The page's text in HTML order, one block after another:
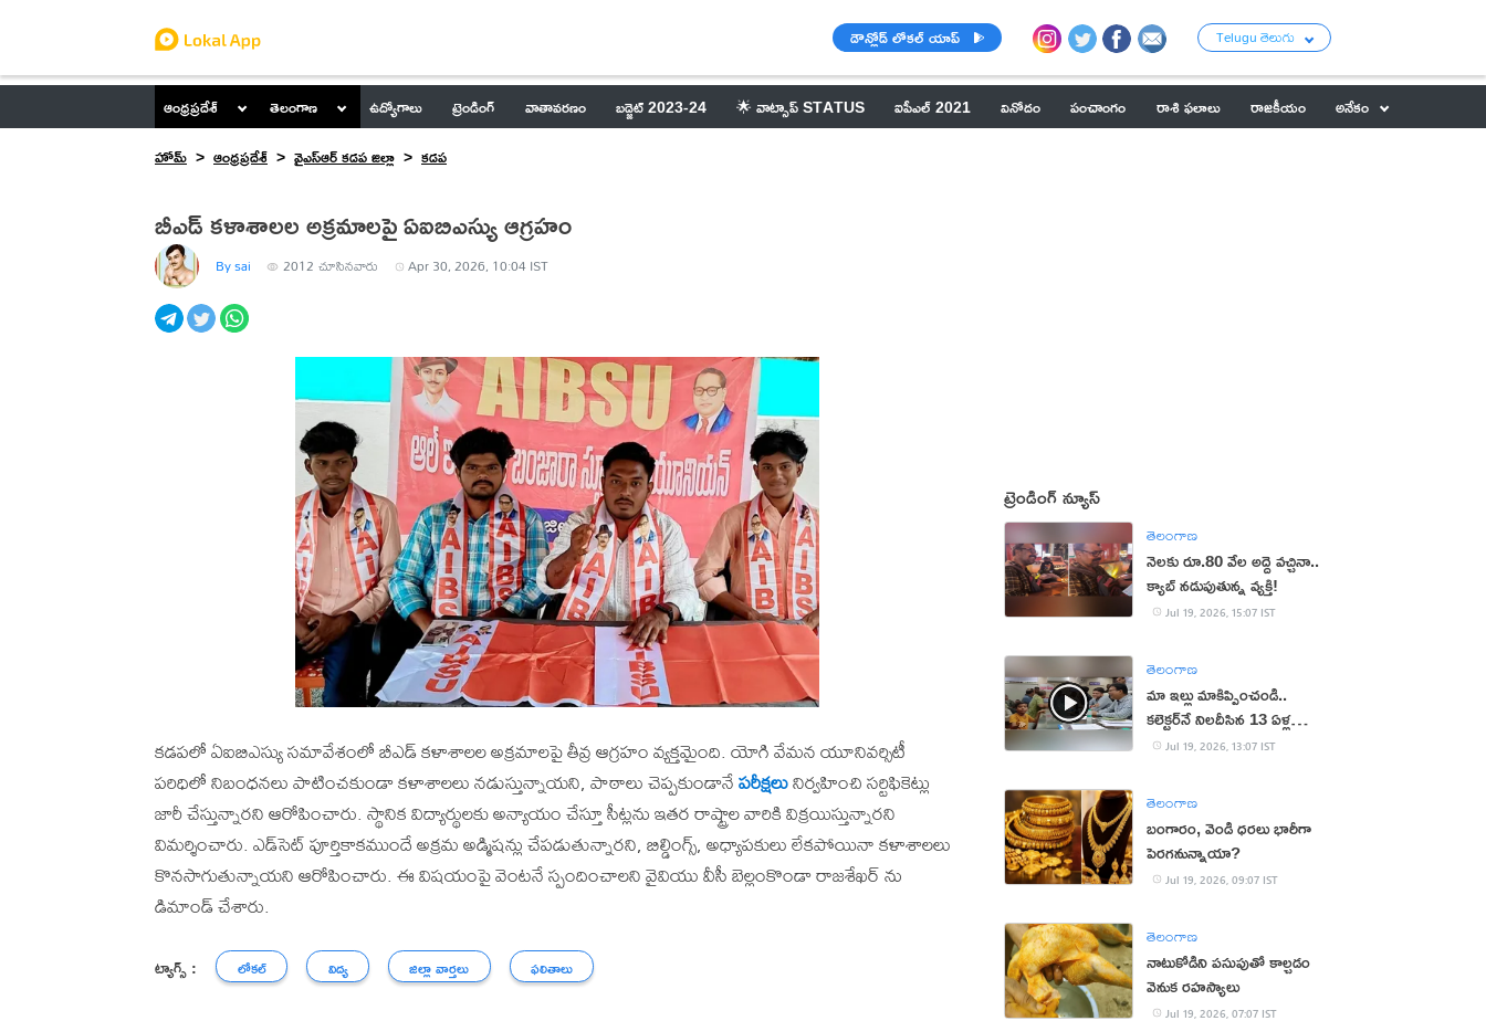
డౌన్లోడ్ లోకల్ యాప్ Telugu తెలుగు
ఆంధ్రప్రదేశ్ తెలంగాణ ఉద్యోగాలు ట్రెండింగ్ వాతావరణం బడ్జెట్ 2023-24 🌟 వాట్సాప్ STATUS ఐపీఎల్ 2021 వినోదం పంచాంగం రాశి ఫలాలు రాజకీయం
అనేకం
హోమ్
ఆంధ్రప్రదేశ్ వైఎస్ఆర్ కడప జిల్లా కడప
బీఎడ్ కళాశాలల అక్రమాలపై ఏఐబిఎస్యు ఆగ్రహం
By sai 2012 చూసినవారు Apr 30, 2026, 10:04 IST
కడపలో ఏఐబిఎస్యు సమావేశంలో బీఎడ్ కళాశాలల అక్రమాలపై తీవ్ర ఆగ్రహం వ్యక్తమైంది. యోగి వేమన యూనివర్సిటీ
పరిధిలో నిబంధనలు పాటించకుండా కళాశాలలు నడుస్తున్నాయని, పాఠాలు చెప్పకుండానేపరీక్షలునిర్వహించి సర్టిఫికెట్లు
జారీ చేస్తున్నారని ఆరోపించారు. స్థానిక విద్యార్థులకు అన్యాయం చేస్తూ సీట్లను ఇతర రాష్ట్రాల వారికి విక్రయిస్తున్నారని
విమర్శించారు. ఎడ్‌సెట్ పూర్తికాకముందే అక్రమ అడ్మిషన్లు చేపడుతున్నారని, బిల్డింగ్స్, అధ్యాపకులు లేకపోయినా కళాశాలలు
కొనసాగుతున్నాయని ఆరోపించారు. ఈ విషయంపై వెంటనే స్పందించాలని వైవియు వీసీ బెల్లంకొండా రాజశేఖర్ ను
డిమాండ్ చేశారు.
ట్యాగ్స్ : లోకల్ విద్య జిల్లా వార్తలు ఫలితాలు
ట్రెండింగ్ న్యూస్
తెలంగాణ
నెలకు రూ.80 వేల అద్దె వచ్చినా..
క్యాబ్ నడుపుతున్న వ్యక్తి!
Jul 19, 2026, 15:07 IST
తెలంగాణ
మా ఇల్లు మాకిప్పించండి..
కలెక్టర్‌నే నిలదీసిన 13 ఏళ్ల
బాలుడు!
Jul 19, 2026, 13:07 IST
తెలంగాణ
బంగారం, వెండి ధరలు భారీగా
పెరగనున్నాయా?
Jul 19, 2026, 09:07 IST
తెలంగాణ
నాటుకోడిని పసుపుతో కాల్చడం
వెనుక రహస్యాలు
Jul 19, 2026, 07:07 IST